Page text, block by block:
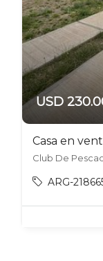
USD
Casa en
Club De
ARG-